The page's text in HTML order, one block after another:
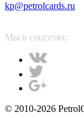
kp@petrolcards.ru
Мы в соцсетях:
© 2010-2026